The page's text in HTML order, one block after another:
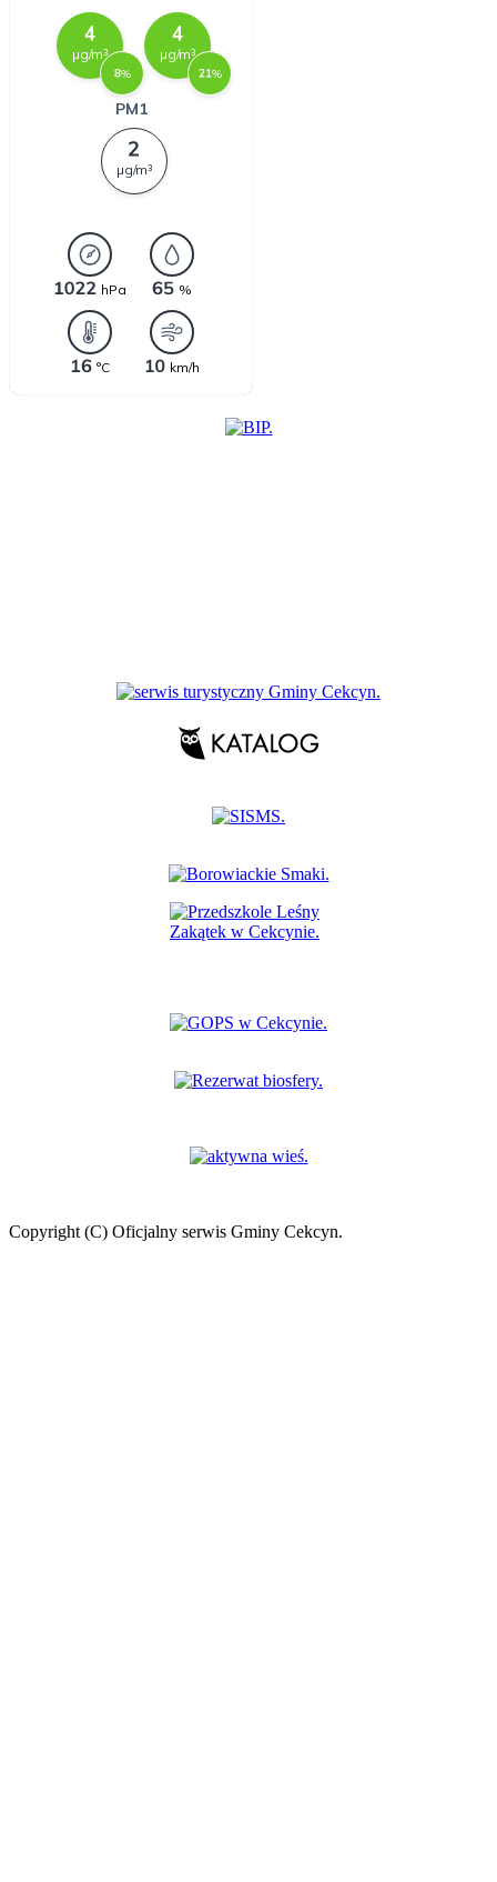
Copyright (C) Oficjalny serwis Gminy Cekcyn.